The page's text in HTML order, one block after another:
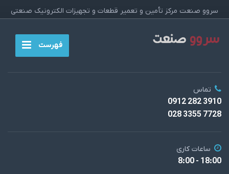
سروو صنعت مرکز تأمین و تعمیر قطعات و تجهیزات الکترونیک صنعتی
فهرست
تماس
3910 282 0912
7728 3355 028
ساعات کاری
18:00 - 8:00